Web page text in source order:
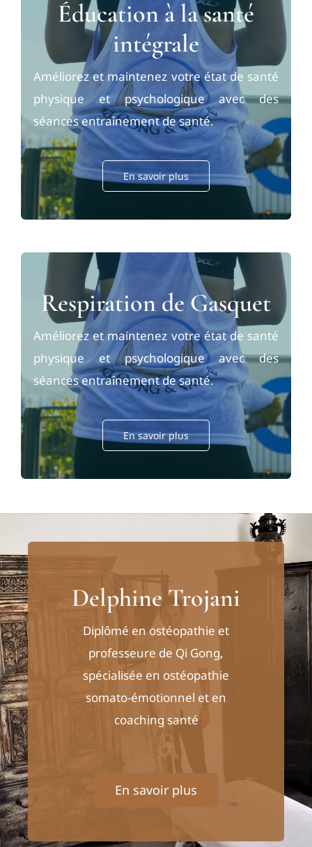
Éducation à la santé
intégrale
Améliorez et maintenez votre état de santé
physique et psychologique avec des
séances entraînement de santé.
En savoir plus
Respiration de Gasquet
Améliorez et maintenez votre état de santé
physique et psychologique avec des
séances entraînement de santé.
En savoir plus
Delphine Trojani
Diplômé en ostéopathie et
professeure de Qi Gong,
spécialisée en ostéopathie
somato-émotionnel et en
coaching santé
En savoir plus